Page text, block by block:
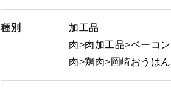
種別
加工品
肉
肉加工品
ベーコ
肉
鶏肉 岡崎おうはん